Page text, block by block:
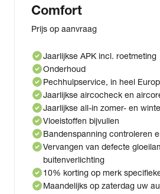
Comfort
Prijs op aanvraag
check_circleJaarlijkse APK incl. roetmeting
check_circleOnderhoud
check_circlePechhulpservice, in heel
check_circleJaarlijkse aircocheck en
check_circleJaarlijkse all-in zomer- en
check_circleVloeistoffen bijvullen
check_circleBandenspanning controleren
check_circleVervangen van defecte
buitenverlichting
check_circle10% korting op merk
check_circleMaandelijks op zaterdag uw